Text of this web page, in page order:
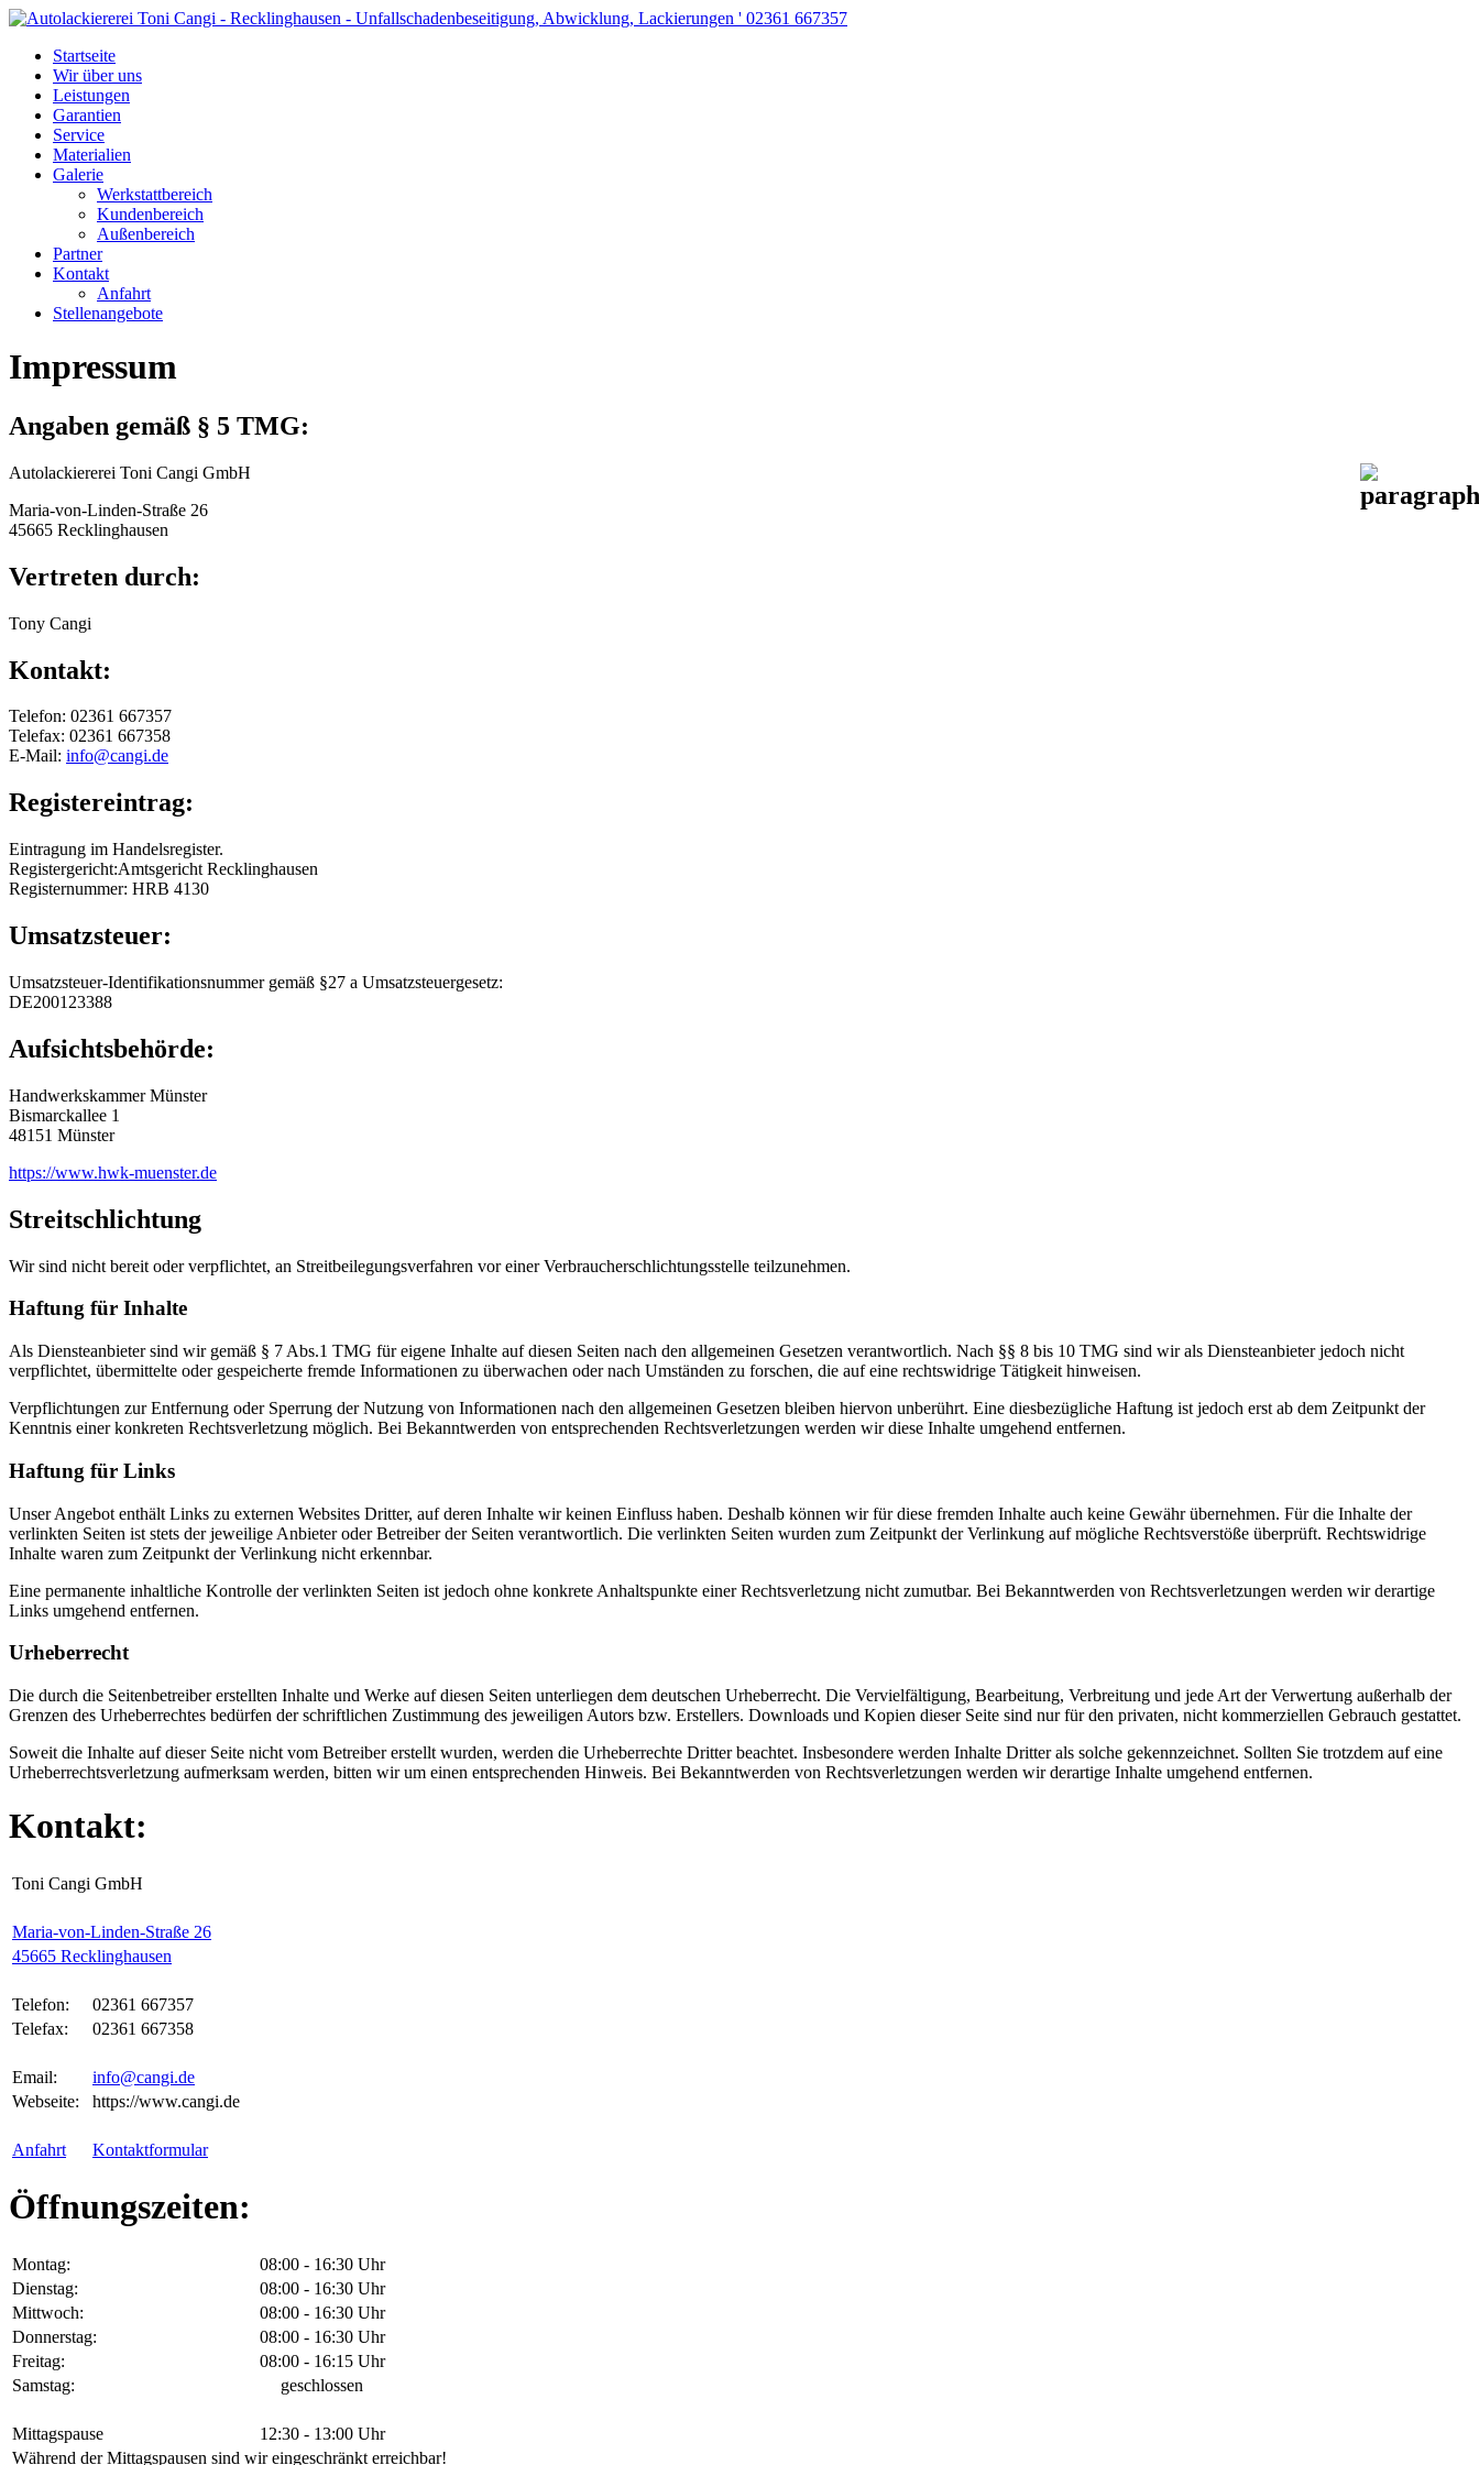
Startseite
Wir über uns
Leistungen
Garantien
Service
Materialien
Galerie
Werkstattbereich
Kundenbereich
Außenbereich
Partner
Kontakt
Anfahrt
Stellenangebote
Impressum
Angaben gemäß § 5 TMG:
Autolackiererei Toni Cangi GmbH
Maria-von-Linden-Straße 26
45665 Recklinghausen
Vertreten durch:
Tony Cangi
Kontakt:
Telefon: 02361 667357
Telefax: 02361 667358
E-Mail: info@cangi.de
Registereintrag:
Eintragung im Handelsregister.
Registergericht:Amtsgericht Recklinghausen
Registernummer: HRB 4130
Umsatzsteuer:
Umsatzsteuer-Identifikationsnummer gemäß §27 a Umsatzsteuergesetz:
DE200123388
Aufsichtsbehörde:
Handwerkskammer Münster
Bismarckallee 1
48151 Münster
https://www.hwk-muenster.de
Streitschlichtung
Wir sind nicht bereit oder verpflichtet, an Streitbeilegungsverfahren vor einer Verbraucherschlichtungsstelle teilzunehmen.
Haftung für Inhalte
Als Diensteanbieter sind wir gemäß § 7 Abs.1 TMG für eigene Inhalte auf diesen Seiten nach den allgemeinen Gesetzen verantwortlich. Nach §§ 8 bis 10 TMG sind wir als Diensteanbieter jedoch nicht
verpflichtet, übermittelte oder gespeicherte fremde Informationen zu überwachen oder nach Umständen zu forschen, die auf eine rechtswidrige Tätigkeit hinweisen.
Verpflichtungen zur Entfernung oder Sperrung der Nutzung von Informationen nach den allgemeinen Gesetzen bleiben hiervon unberührt. Eine diesbezügliche Haftung ist jedoch erst ab dem Zeitpunkt der
Kenntnis einer konkreten Rechtsverletzung möglich. Bei Bekanntwerden von entsprechenden Rechtsverletzungen werden wir diese Inhalte umgehend entfernen.
Haftung für Links
Unser Angebot enthält Links zu externen Websites Dritter, auf deren Inhalte wir keinen Einfluss haben. Deshalb können wir für diese fremden Inhalte auch keine Gewähr übernehmen. Für die Inhalte der
verlinkten Seiten ist stets der jeweilige Anbieter oder Betreiber der Seiten verantwortlich. Die verlinkten Seiten wurden zum Zeitpunkt der Verlinkung auf mögliche Rechtsverstöße überprüft. Rechtswidrige
Inhalte waren zum Zeitpunkt der Verlinkung nicht erkennbar.
Eine permanente inhaltliche Kontrolle der verlinkten Seiten ist jedoch ohne konkrete Anhaltspunkte einer Rechtsverletzung nicht zumutbar. Bei Bekanntwerden von Rechtsverletzungen werden wir derartige
Links umgehend entfernen.
Urheberrecht
Die durch die Seitenbetreiber erstellten Inhalte und Werke auf diesen Seiten unterliegen dem deutschen Urheberrecht. Die Vervielfältigung, Bearbeitung, Verbreitung und jede Art der Verwertung außerhalb der
Grenzen des Urheberrechtes bedürfen der schriftlichen Zustimmung des jeweiligen Autors bzw. Erstellers. Downloads und Kopien dieser Seite sind nur für den privaten, nicht kommerziellen Gebrauch gestattet.
Soweit die Inhalte auf dieser Seite nicht vom Betreiber erstellt wurden, werden die Urheberrechte Dritter beachtet. Insbesondere werden Inhalte Dritter als solche gekennzeichnet. Sollten Sie trotzdem auf eine
Urheberrechtsverletzung aufmerksam werden, bitten wir um einen entsprechenden Hinweis. Bei Bekanntwerden von Rechtsverletzungen werden wir derartige Inhalte umgehend entfernen.
Kontakt:
Toni Cangi GmbH
Maria-von-Linden-Straße 26
45665 Recklinghausen
Telefon:
02361 667357
Telefax:
02361 667358
Email:
info@cangi.de
Webseite:
https://www.cangi.de
Anfahrt Kontaktformular
Öffnungszeiten:
Montag:
08:00 - 16:30 Uhr
Dienstag:
08:00 - 16:30 Uhr
Mittwoch:
08:00 - 16:30 Uhr
Donnerstag:
08:00 - 16:30 Uhr
Freitag:
08:00 - 16:15 Uhr
Samstag:
geschlossen
Mittagspause
12:30 - 13:00 Uhr
Während der Mittagspausen sind wir eingeschränkt erreichbar!